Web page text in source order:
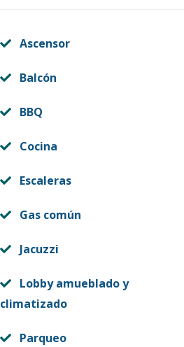
Ascensor
Balcón
BBQ
Cocina
Escaleras
Gas común
Jacuzzi
Lobby amueblado y
climatizado
Parqueo